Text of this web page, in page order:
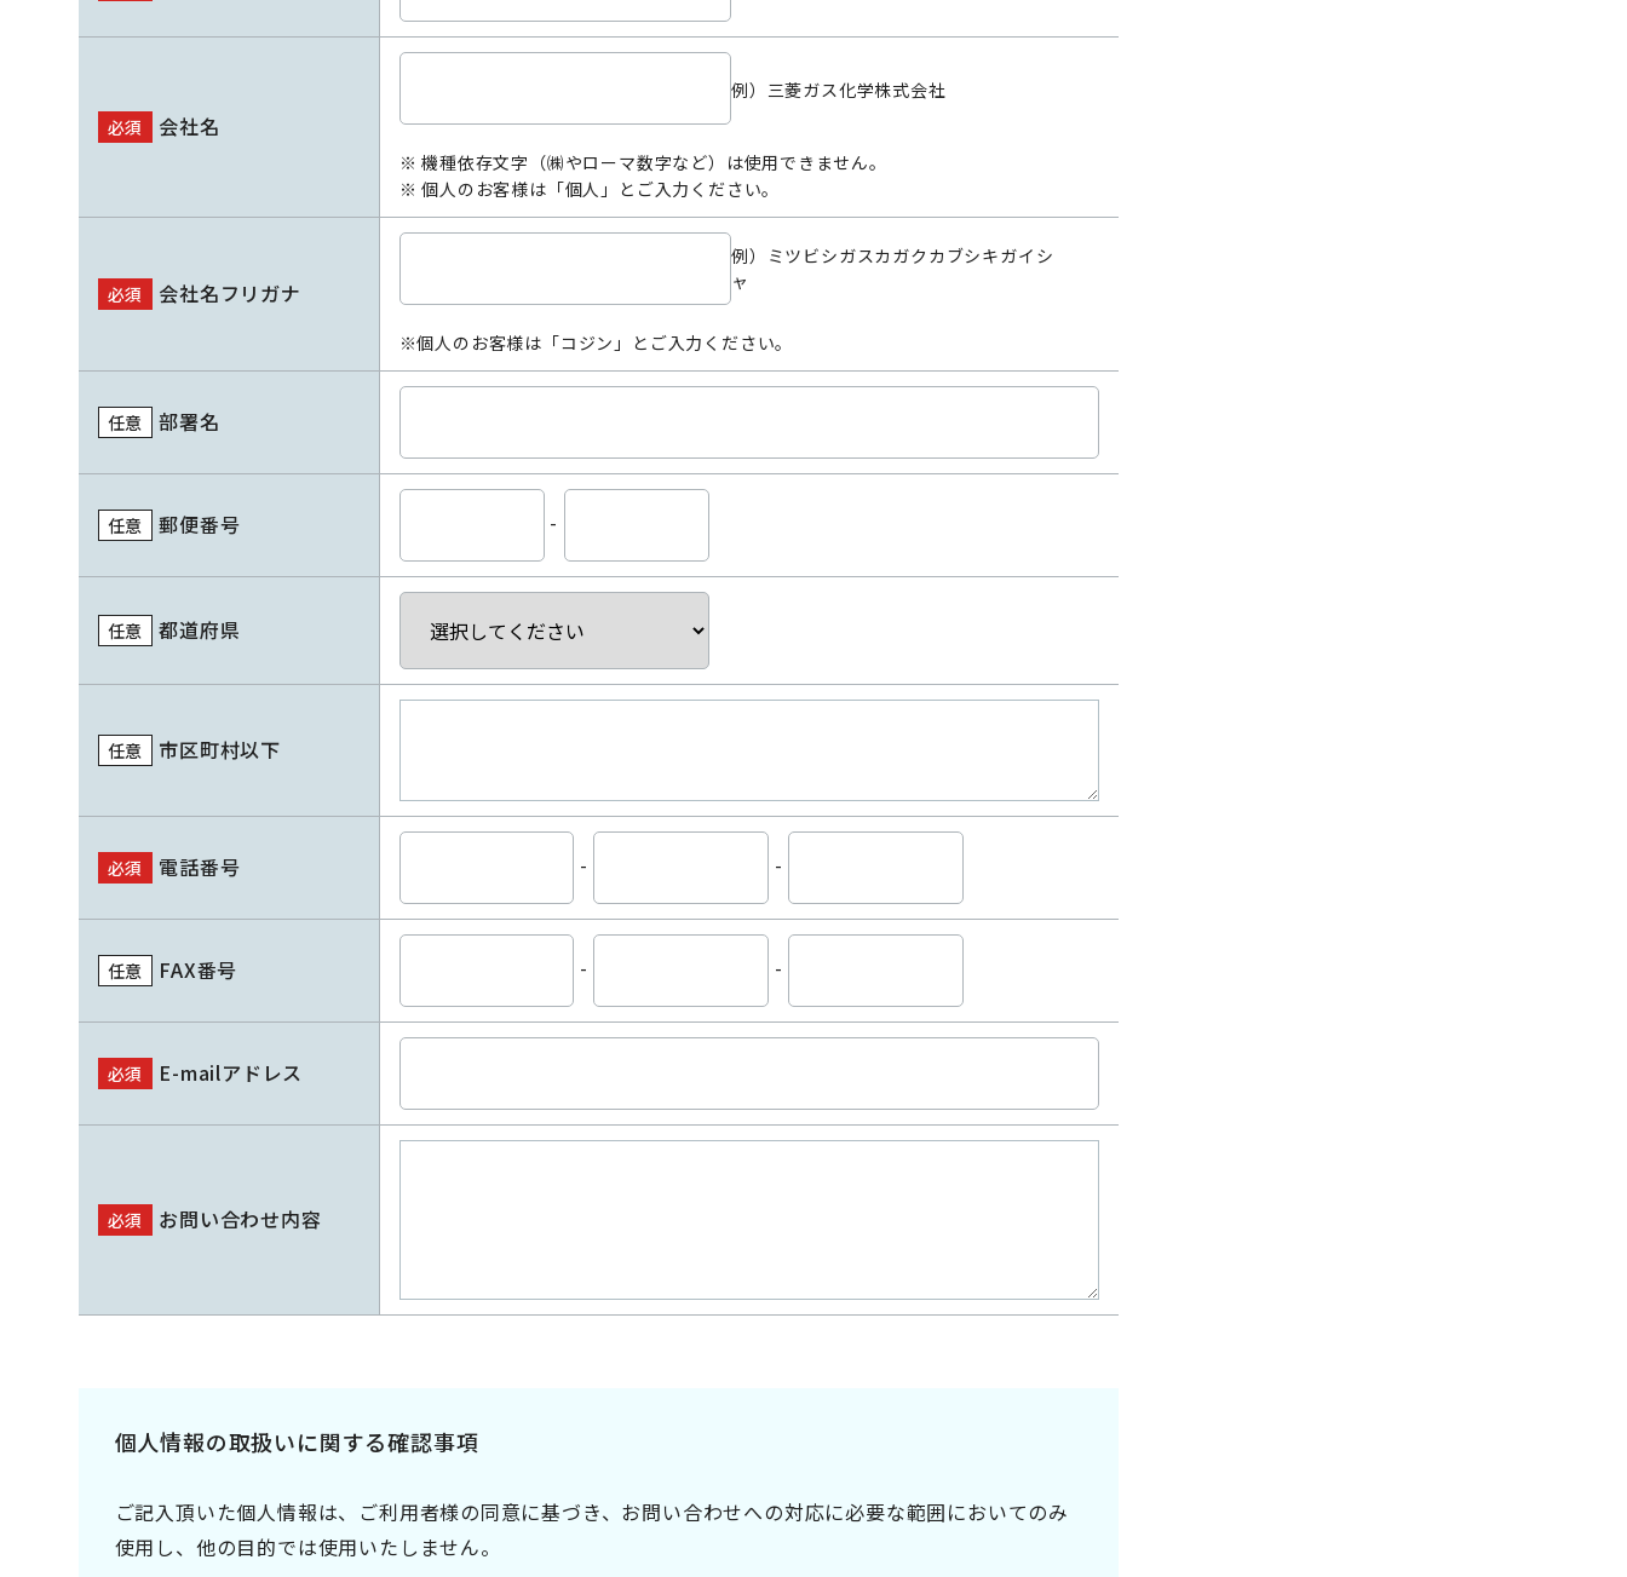
必須 会社名
例）三菱ガス化学株式会社
※ 機種依存文字（㈱やローマ数字など）は使用できません。
※ 個人のお客様は「個人」とご入力ください。
必須 会社名フリガナ
例）ミツビシガスカガクカブシキガイシ
ャ
※個人のお客様は「コジン」とご入力ください。
任意 部署名
任意 郵便番号 -
任意 都道府県
任意 市区町村以下
必須 電話番号 - -
任意 FAX番号 - -
必須 E-mailアドレス
必須 お問い合わせ内容
個人情報の取扱いに関する確認事項
ご記入頂いた個人情報は、ご利用者様の同意に基づき、お問い合わせへの対応に必要な範囲においてのみ
使用し、他の目的では使用いたしません。